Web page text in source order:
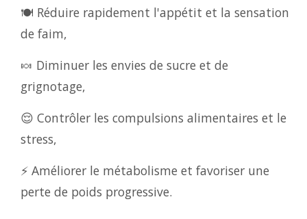
🍽️ Réduire rapidement l'appétit et la sensation
de faim,
🍬 Diminuer les envies de sucre et de
grignotage,
😌 Contrôler les compulsions alimentaires et le
stress,
⚡ Améliorer le métabolisme et favoriser une
perte de poids progressive.